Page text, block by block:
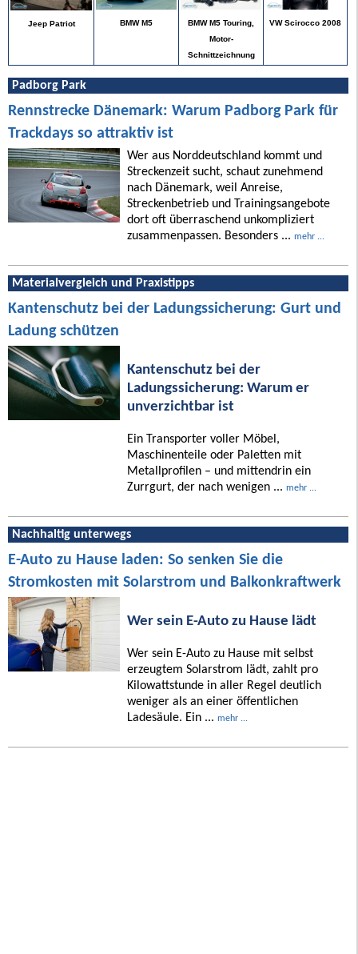
Jeep Patriot BMW M5
BMW M5 Touring,
Motor-
Schnittzeichnung
VW Scirocco 2008
Padborg Park
Rennstrecke Dänemark: Warum Padborg Park für
Trackdays so attraktiv ist
Wer aus Norddeutschland kommt und
Streckenzeit sucht, schaut zunehmend
nach Dänemark, weil Anreise,
Streckenbetrieb und Trainingsangebote
dort oft überraschend unkompliziert
zusammenpassen. Besonders ... mehr ...
Materialvergleich und Praxistipps
Kantenschutz bei der Ladungssicherung: Gurt und
Ladung schützen
Kantenschutz bei der
Ladungssicherung: Warum er
unverzichtbar ist
Ein Transporter voller Möbel,
Maschinenteile oder Paletten mit
Metallprofilen – und mittendrin ein
Zurrgurt, der nach wenigen ... mehr ...
Nachhaltig unterwegs
E-Auto zu Hause laden: So senken Sie die
Stromkosten mit Solarstrom und Balkonkraftwerk
Wer sein E-Auto zu Hause lädt
Wer sein E-Auto zu Hause mit selbst
erzeugtem Solarstrom lädt, zahlt pro
Kilowattstunde in aller Regel deutlich
weniger als an einer öffentlichen
Ladesäule. Ein ... mehr ...